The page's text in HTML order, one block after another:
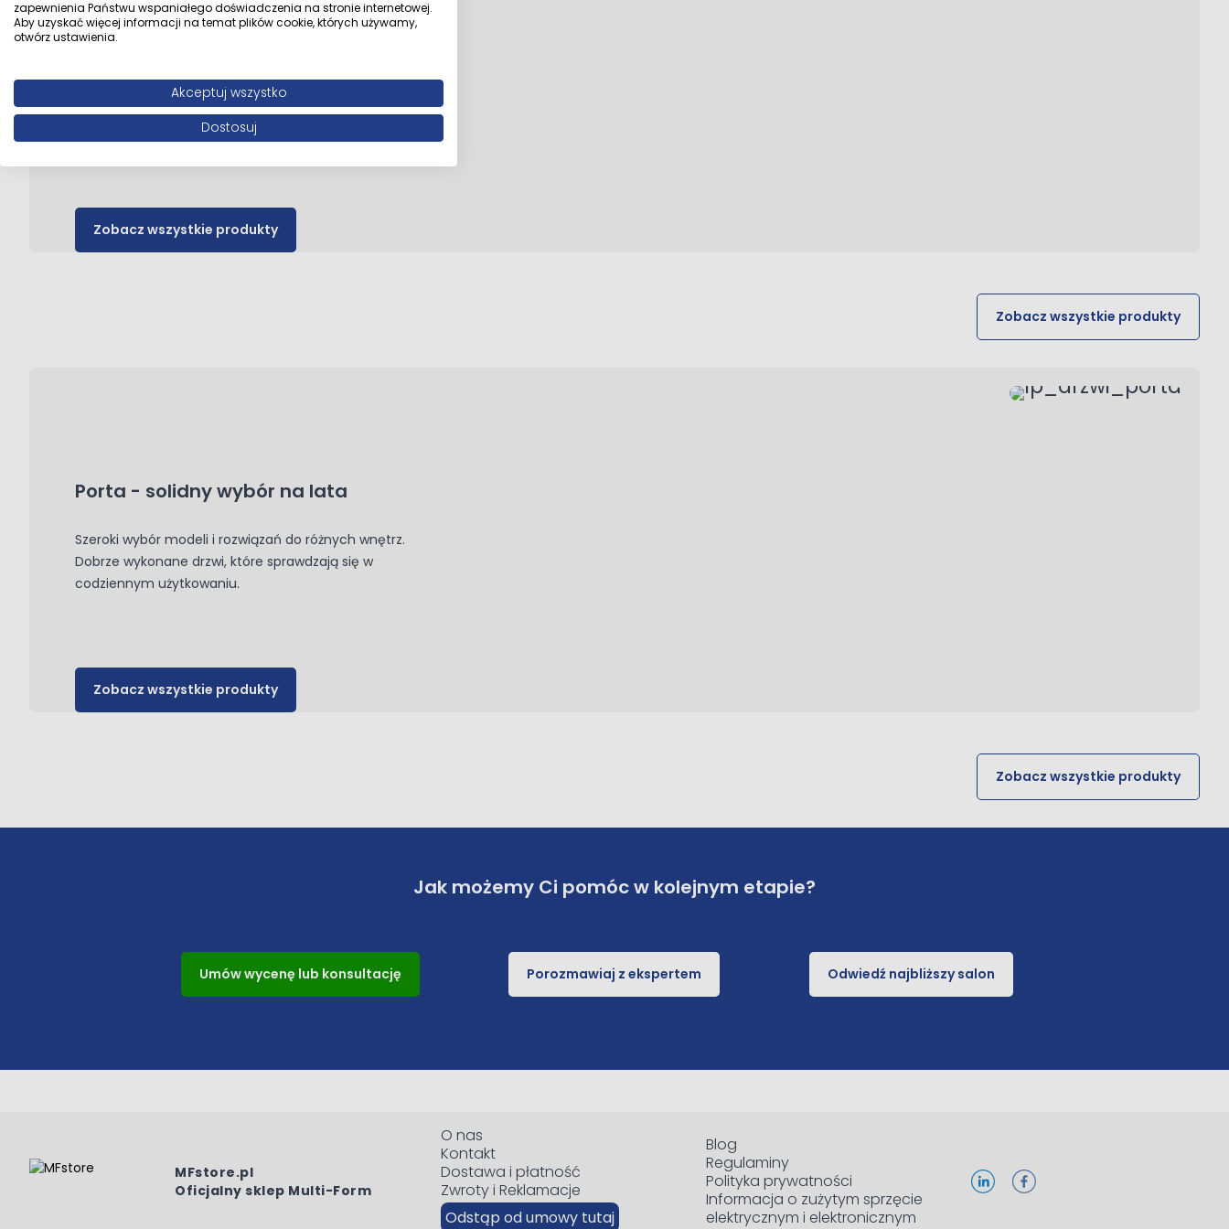
DRE - drzwi do różnych wnętrz
Kolekcje dobrze wpisujące się w aktualne style wnętrz.
Spójne linie i rozwiązania, które łatwo zestawić w
Zobacz wszystkie produkty
Zobacz wszystkie produkty
Porta - solidny wybór na lata
Szeroki wybór modeli i rozwiązań do różnych wnętrz.
Dobrze wykonane drzwi, które sprawdzają się w
codziennym użytkowaniu.
Zobacz wszystkie produkty
Zobacz wszystkie produkty
Jak możemy Ci pomóc w kolejnym etapie?
Umów wycenę lub konsultację Porozmawiaj z ekspertem Odwiedź najbliższy salon
MFstore.pl
Oficjalny sklep Multi-Form
O nas
Kontakt
Dostawa i płatność
Zwroty i Reklamacje
Odstąp od umowy tutaj
Blog
Regulaminy
Polityka prywatności
Informacja o zużytym sprzęcie
elektrycznym i elektronicznym
zapewnienia Państwu wspaniałego doświadczenia na stronie internetowej.
Aby uzyskać więcej informacji na temat plików cookie, których używamy,
otwórz ustawienia.
Akceptuj wszystko
Dostosuj